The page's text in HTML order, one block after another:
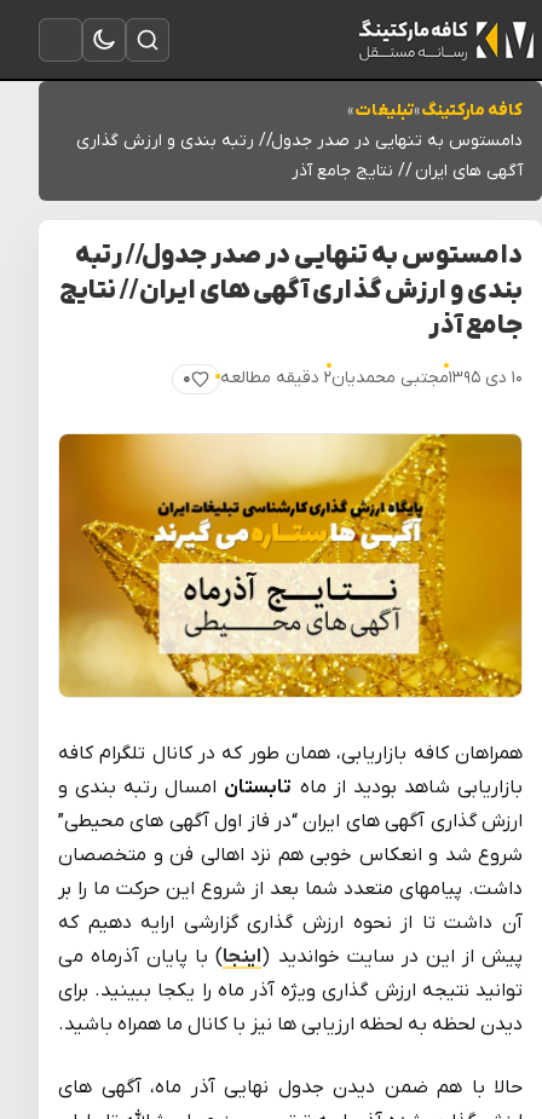
باز کردن منو
تغییر به حالت تاریک
باز کردن جستجو
کافه مارکتینگ»تبلیغات»
دامستوس به تنهایی در صدر جدول// رتبه بندی و ارزش گذاری
آگهی های ایران // نتایج جامع آذر
دامستوس به تنهایی در صدر جدول// رتبه
بندی و ارزش گذاری آگهی های ایران // نتایج
جامع آذر
۱۰ دی ۱۳۹۵ مجتبی محمدیان۲ دقیقه مطالعه ۰
پسندیدن
همراهان کافه بازاریابی، همان طور که در کانال تلگرام کافه
بازاریابی شاهد بودید از ماه تابستان امسال رتبه بندی و
ارزش گذاری آگهی های ایران “در فاز اول آگهی های محیطی”
شروع شد و انعکاس خوبی هم نزد اهالی فن و متخصصان
داشت. پیامهای متعدد شما بعد از شروع این حرکت ما را بر
آن داشت تا از نحوه ارزش گذاری گزارشی ارایه دهیم که
پیش از این در سایت خواندید (اینجا) با پایان آذرماه می
توانید نتیجه ارزش گذاری ویژه آذر ماه را یکجا ببینید. برای
دیدن لحظه به لحظه ارزیابی ها نیز با کانال ما همراه باشید.
حالا با هم ضمن دیدن جدول نهایی آذر ماه، آگهی های